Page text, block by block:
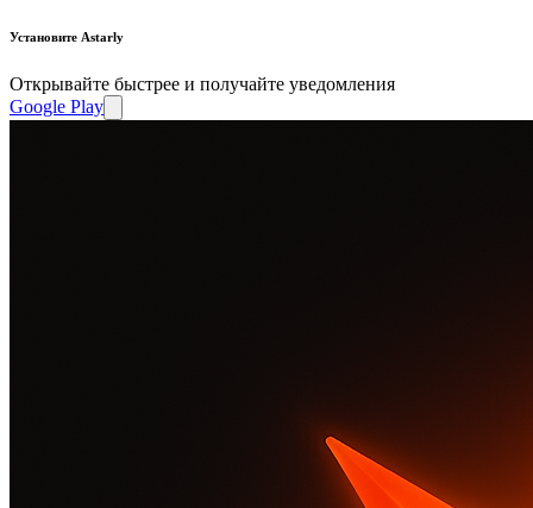
Установите Astarly
Открывайте быстрее и получайте уведомления
Google Play